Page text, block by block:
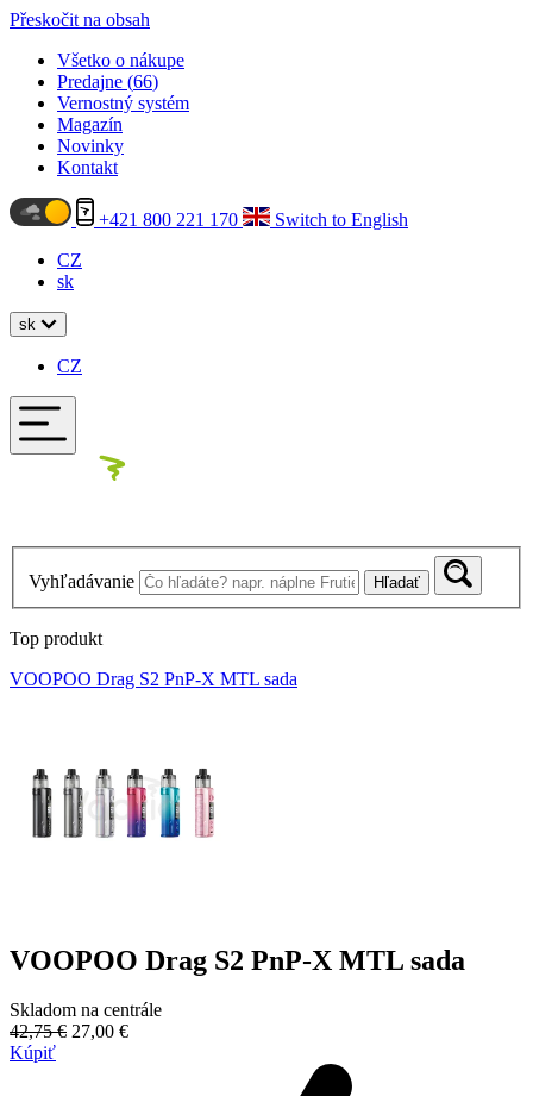
Přeskočit na obsah
Všetko o nákupe
Predajne (66)
Vernostný systém
Magazín
Novinky
Kontakt
+421 800 221 170
Switch to English
CZ
sk
sk
CZ
Vyhľadávanie Hľadať
Top produkt
VOOPOO Drag S2 PnP-X MTL sada
VOOPOO Drag S2 PnP-X MTL sada
Skladom na centrále
42,75 € 27,00 €
Kúpiť